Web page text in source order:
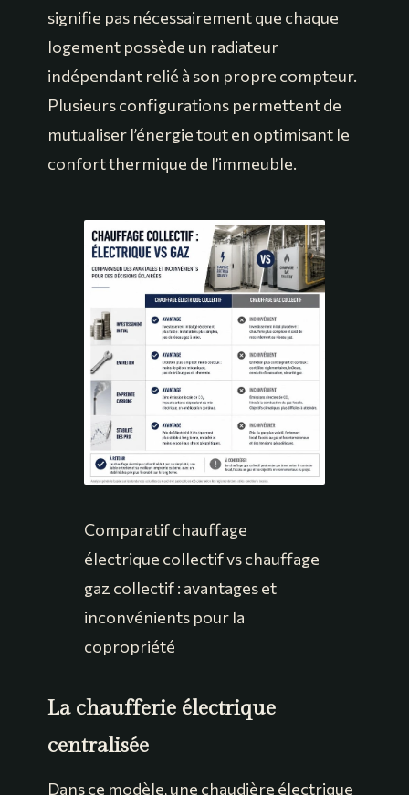
signifie pas nécessairement que chaque
logement possède un radiateur
indépendant relié à son propre compteur.
Plusieurs configurations permettent de
mutualiser l’énergie tout en optimisant le
confort thermique de l’immeuble.
Comparatif chauffage
électrique collectif vs chauffage
gaz collectif : avantages et
inconvénients pour la
copropriété
La chaufferie électrique
centralisée
Dans ce modèle, une chaudière électrique